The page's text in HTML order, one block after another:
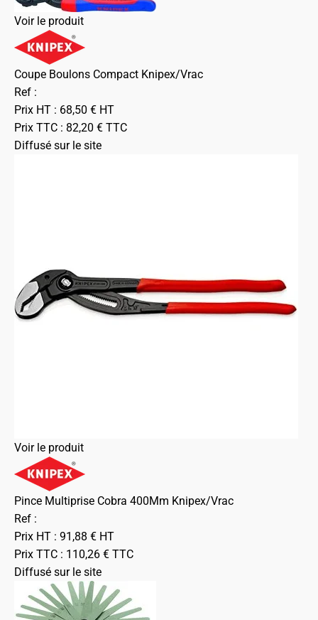
Voir le produit
Coupe Boulons Compact Knipex/Vrac
Ref :
Prix HT : 68,50 € HT
Prix TTC : 82,20 € TTC
Diffusé sur le site
Voir le produit
Pince Multiprise Cobra 400Mm Knipex/Vrac
Ref :
Prix HT : 91,88 € HT
Prix TTC : 110,26 € TTC
Diffusé sur le site